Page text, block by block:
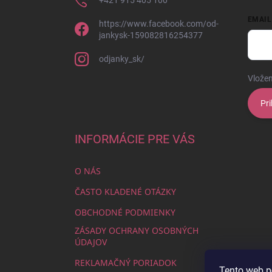
https://www.facebook.com/od-
jankysk-159082816254377
odjanky_sk/
EMAIL
INFORMÁCIE PRE VÁS
O NÁS
ČASTO KLADENÉ OTÁZKY
OBCHODNÉ PODMIENKY
ZÁSADY OCHRANY OSOBNÝCH
ÚDAJOV
REKLAMAČNÝ PORIADOK